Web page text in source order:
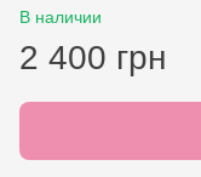
В наличии
2 400 грн